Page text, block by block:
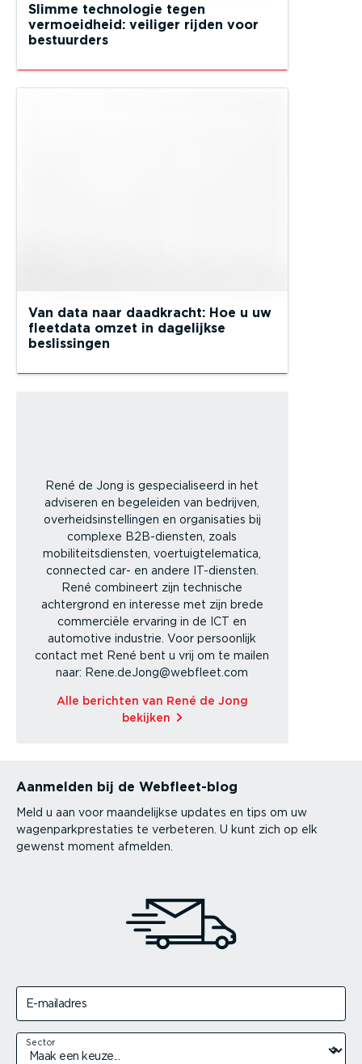
Slimme technologie tegen
vermoeidheid: veiliger rijden voor
bestuurders
Van data naar daadkracht: Hoe u uw
fleetdata omzet in dagelijkse
beslissingen
René de Jong is gespecialiseerd in het
adviseren en begeleiden van bedrijven,
overheidsinstellingen en organisaties bij
complexe B2B-diensten, zoals
mobiliteitsdiensten, voertuigtelematica,
connected car- en andere IT-diensten.
René combineert zijn technische
achtergrond en interesse met zijn brede
commerciële ervaring in de ICT en
automotive industrie. Voor persoonlijk
contact met René bent u vrij om te mailen
naar: Rene.deJong@webfleet.com
Alle berichten van René de Jong
bekijken
Aanmelden bij de Webfleet-blog
Meld u aan voor maandelijkse updates en tips om uw
wagenparkprestaties te verbeteren. U kunt zich op elk
gewenst moment afmelden.
E-mailadres
Sector